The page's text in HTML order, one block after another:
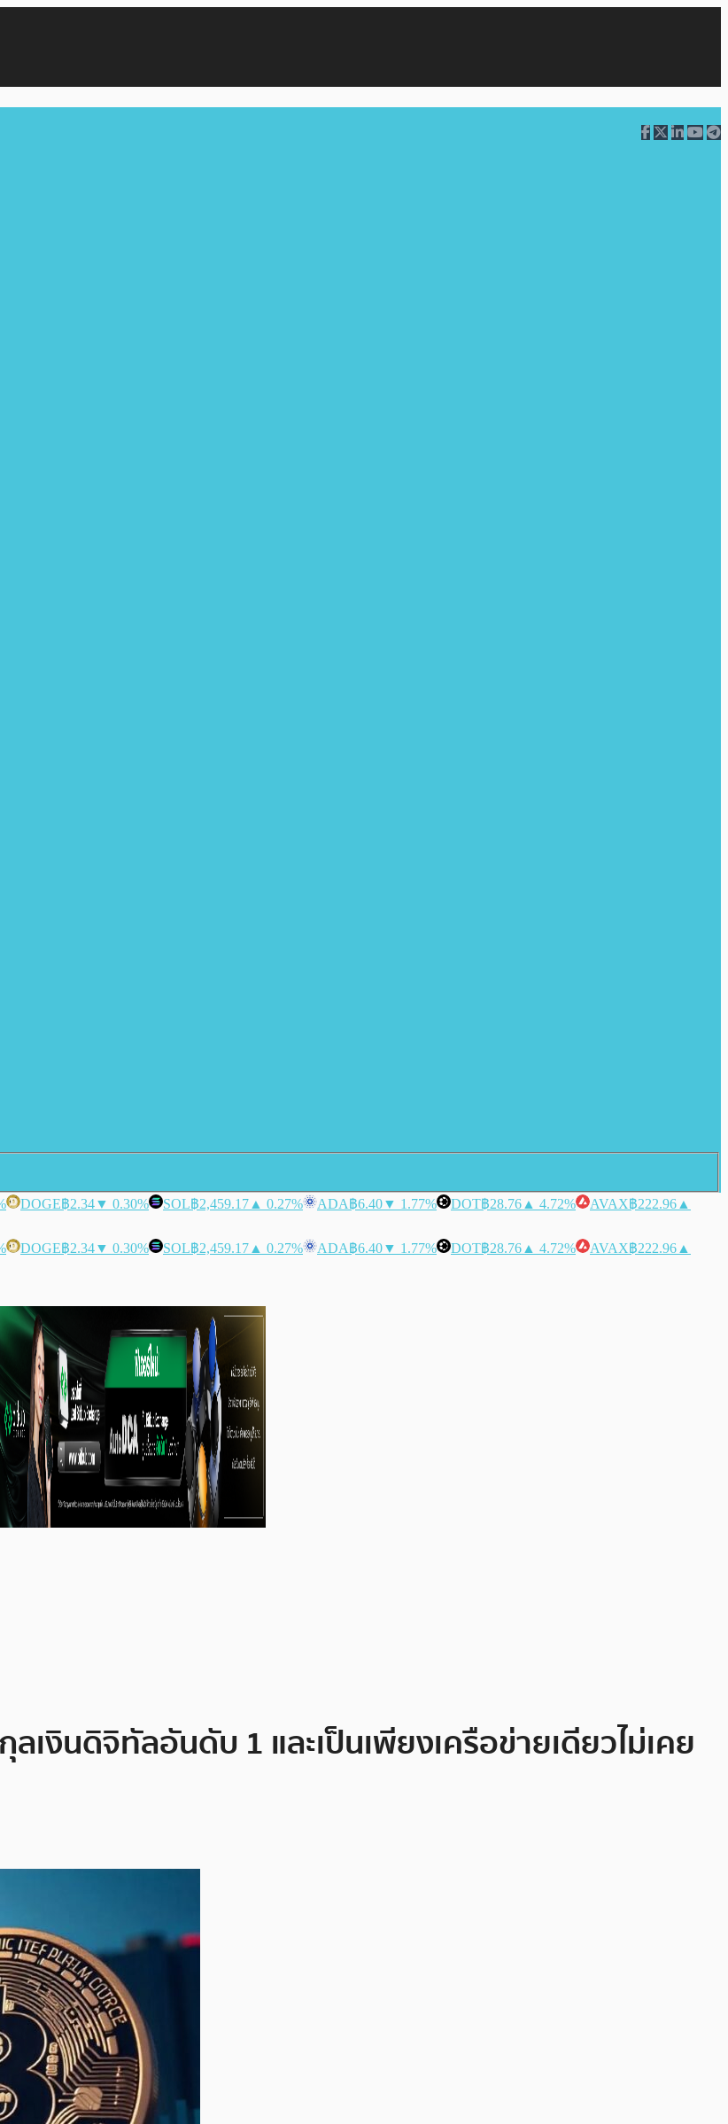
DOGE฿2.34▼ 0.30% SOL฿2,459.17 ▲ 0.27% ADA฿6.40▼ 1.77% DOT฿28.76 ▲ 4.72% AVAX฿222.96 ▲
DOGE฿2.34▼ 0.30% SOL฿2,459.17 ▲ 0.27% ADA฿6.40▼ 1.77% DOT฿28.76 ▲ 4.72% AVAX฿222.96 ▲
เงินดิจิทัลอันดับ 1 และเป็นเพียงเครือข่ายเดียวไม่เคย